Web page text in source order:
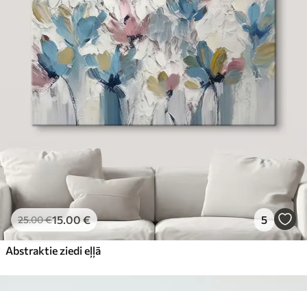
25.00€15.00€ 5
Abstraktie ziedi eļļā